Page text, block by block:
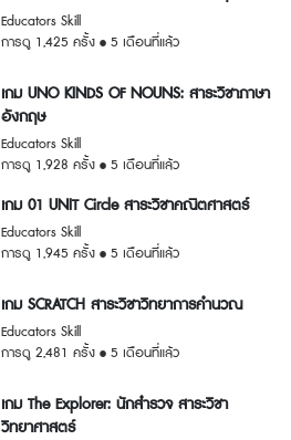
Educators Skill
การดู 1,425 ครั้ง
5 เดือนที่แล้ว
เกม UNO KINDS OF NOUNS: สาระวิชาภาษา
อังกฤษ
Educators Skill
การดู 1,928 ครั้ง
5 เดือนที่แล้ว
เกม 01 UNIT Circle สาระวิชาคณิตศาสตร์
Educators Skill
การดู 1,945 ครั้ง
5 เดือนที่แล้ว
เกม SCRATCH สาระวิชาวิทยาการคำนวณ
Educators Skill
การดู 2,481 ครั้ง
5 เดือนที่แล้ว
เกม The Explorer: นักสำรวจ สาระวิชา
วิทยาศาสตร์